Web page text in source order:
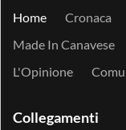
Home Cronaca
Made In Canavese
L'Opinione
Collegamenti